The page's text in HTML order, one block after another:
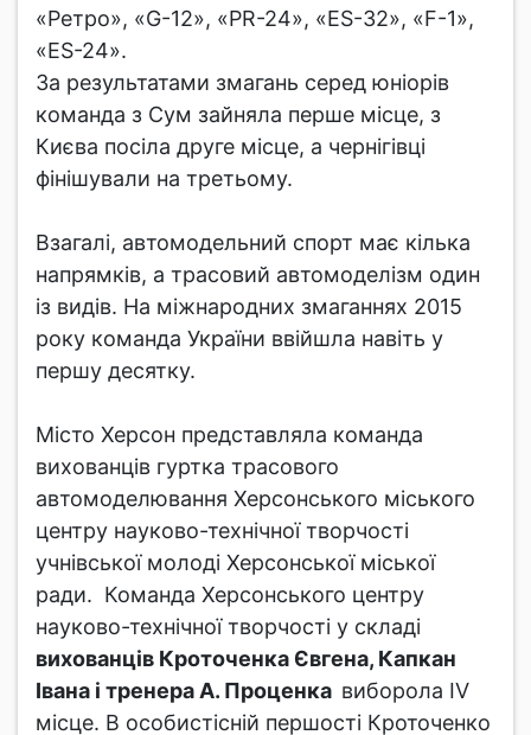
«Ретро», «G-12», «PR-24», «ES-32», «F-1»,
«ES-24».
За результатами змагань серед юніорів
команда з Сум зайняла перше місце, з
Києва посіла друге місце, а чернігівці
фінішували на третьому.
Взагалі, автомодельний спорт має кілька
напрямків, а трасовий автомоделізм один
із видів. На міжнародних змаганнях 2015
року команда України ввійшла навіть у
першу десятку.
Місто Херсон представляла команда
вихованців гуртка трасового
автомоделювання Херсонського міського
центру науково-технічної творчості
учнівської молоді Херсонської міської
ради. Команда Херсонського центру
науково-технічної творчості у складі
вихованців Кроточенка Євгена, Капкан
Івана і тренера А. Проценка виборола IV
місце. В особистісній першості Кроточенко